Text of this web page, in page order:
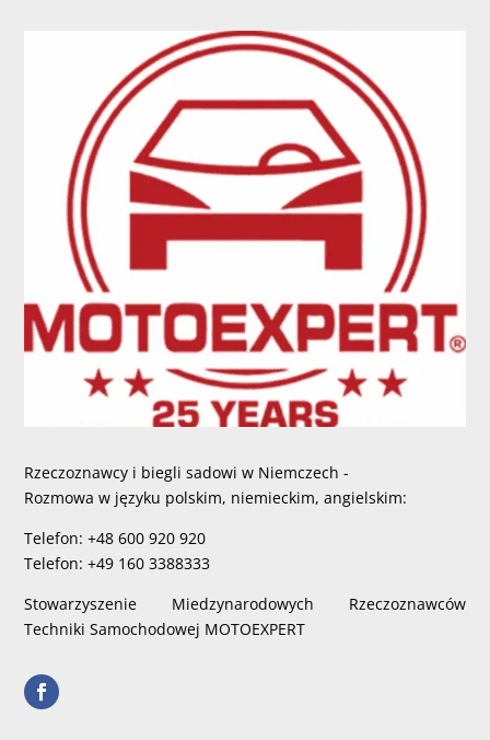
Rzeczoznawcy i biegli sadowi w Niemczech -
Rozmowa w języku polskim, niemieckim, angielskim:
Telefon: +48 600 920 920
Telefon: +49 160 3388333
Stowarzyszenie Miedzynarodowych Rzeczoznawców
Techniki Samochodowej MOTOEXPERT